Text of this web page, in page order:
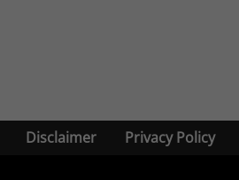
Disclaimer Privacy Policy